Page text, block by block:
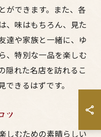
ができます。また、各
、味はもちろん、見た
達や家族と一緒に、ゆ
、特別な一品を楽しむ
隠れた名店を訪れるこ
きるはずです。
ツ
しむための素晴らしい